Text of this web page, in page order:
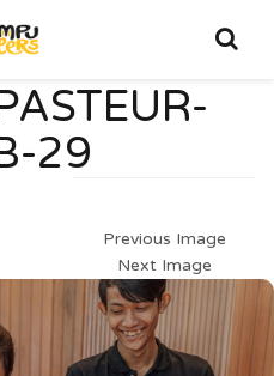
29
Previous Image
Next Image